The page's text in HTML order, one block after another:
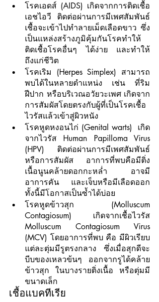
โรคเอดส์ (AIDS) เกิดจากการติดเชื้อ
เอชไอวี ติดต่อผ่านการมีเพศสัมพันธ์
เชื้อจะเข้าไปทำลายเม็ดเลือดขาว ซึ่ง
เป็นแหล่งสร้างภูมิคุ้มกันโรคทำให้
ติดเชื้อโรคอื่นๆ ได้ง่าย และทำให้
ถึงแก่ชีวิต
โรคเริม (Herpes Simplex) สามารถ
พบได้ในหลายตำแหน่ง เช่น ที่ริม
ฝีปาก หรือบริเวณอวัยวะเพศ เกิดจาก
การสัมผัสโดยตรงกับผู้ที่เป็นโรคเชื้อ
ไวรัสแล้วเข้าสู่ผิวหนัง
โรคหูดหงอนไก่ (Genital warts)  เกิด
จากไวรัส Human Papilloma Virus
(HPV) ติดต่อผ่านการมีเพศสัมพันธ์
หรือการสัมผัส อาการที่พบคือมีติ่ง
เนื้อนูนคล้ายดอกกะหล่ำ อาจมี
อาการคัน และเจ็บหรือมีเลือดออก
ทั้งนี้มีโอกาสเป็นซ้ำได้บ่อย
โรคหูดข้าวสุก (Molluscum
Contagiosum) เกิดจากเชื้อไวรัส
Molluscum Contagiosum Virus
(MCV) โดยอาการที่พบ คือ มีผิวเรียบ
แต่ละตุ่มมีรูตรงกลาง ซึ่งเมื่อสุกดีจะ
บีบของเหลวข้นๆ ออกจากรูได้คล้าย
ข้าวสุก ในบางรายติ่งเนื้อ หรือตุ่มมี
ขนาดเล็ก
เชื้อแบคทีเรีย